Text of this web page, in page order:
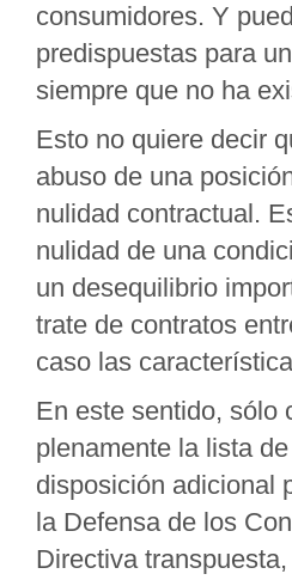
consumidores. Y
predispuestas para
siempre que no ha
Esto no quiere decir
abuso de una
nulidad contractual.
nulidad de una
un desequilibrio
trate de contratos
caso las
En este sentido, sólo
plenamente la lista
disposición adicional
la Defensa de los
Directiva